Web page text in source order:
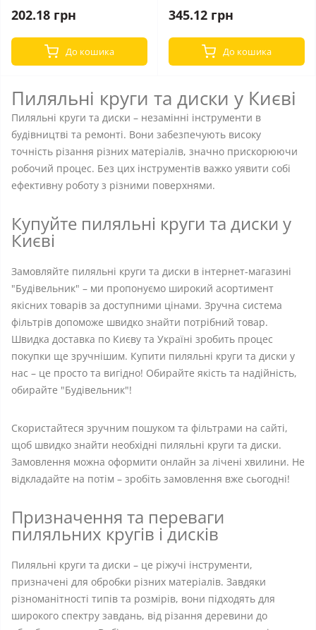
202.18 грн
До кошика
345.12 грн
До кошика
Пиляльні круги та диски у Києві
Пиляльні круги та диски – незамінні інструменти в
будівництві та ремонті. Вони забезпечують високу
точність різання різних матеріалів, значно прискорюючи
робочий процес. Без цих інструментів важко уявити собі
ефективну роботу з різними поверхнями.
Купуйте пиляльні круги та диски у
Києві
Замовляйте пиляльні круги та диски в інтернет-магазині
"Будівельник" – ми пропонуємо широкий асортимент
якісних товарів за доступними цінами. Зручна система
фільтрів допоможе швидко знайти потрібний товар.
Швидка доставка по Києву та Україні зробить процес
покупки ще зручнішим. Купити пиляльні круги та диски у
нас – це просто та вигідно! Обирайте якість та надійність,
обирайте "Будівельник"!
Скористайтеся зручним пошуком та фільтрами на сайті,
щоб швидко знайти необхідні пиляльні круги та диски.
Замовлення можна оформити онлайн за лічені хвилини. Не
відкладайте на потім – зробіть замовлення вже сьогодні!
Призначення та переваги
пиляльних кругів і дисків
Пиляльні круги та диски – це ріжучі інструменти,
призначені для обробки різних матеріалів. Завдяки
різноманітності типів та розмірів, вони підходять для
широкого спектру завдань, від різання деревини до